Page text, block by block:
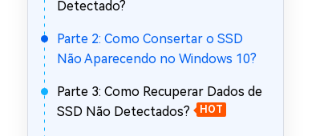
Detectado?
Parte 2: Como Consertar o SSD
Não Aparecendo no Windows 10?
Parte 3: Como Recuperar Dados de
SSD Não Detectados?
HOT